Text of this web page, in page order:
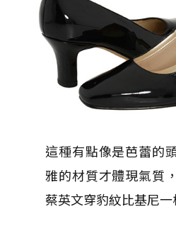
這種有點像是芭蕾的
雅的材質才體現氣質
蔡英文穿豹紋比基尼一